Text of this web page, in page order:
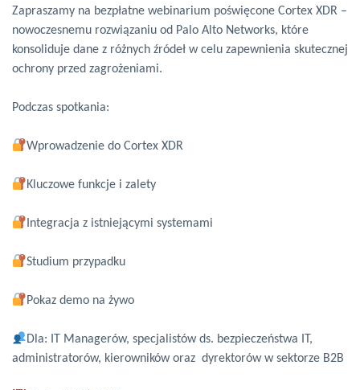
Zapraszamy na bezpłatne webinarium poświęcone Cortex XDR –
nowoczesnemu rozwiązaniu od Palo Alto Networks, które
konsoliduje dane z różnych źródeł w celu zapewnienia skutecznej
ochrony przed zagrożeniami.
Podczas spotkania:
Wprowadzenie do Cortex XDR
Kluczowe funkcje i zalety
Integracja z istniejącymi systemami
Studium przypadku
Pokaz demo na żywo
Dla: IT Managerów, specjalistów ds. bezpieczeństwa IT,
administratorów, kierowników oraz dyrektorów w sektorze B2B